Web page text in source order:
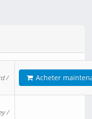
/
Acheter
/